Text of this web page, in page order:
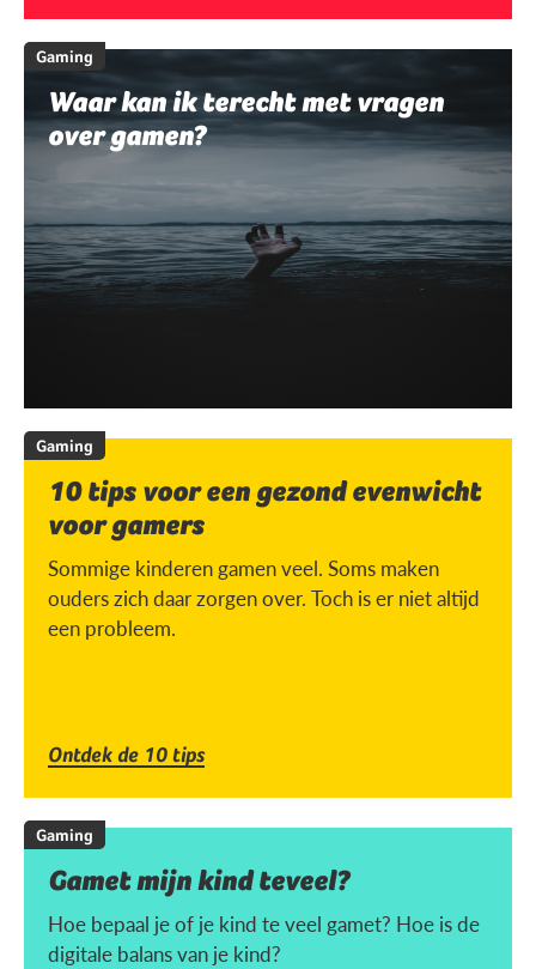
Gaming
Waar kan ik terecht met vragen
over gamen?
Gaming
10 tips voor een gezond evenwicht
voor gamers
Sommige kinderen gamen veel. Soms maken
ouders zich daar zorgen over. Toch is er niet altijd
een probleem.
Ontdek de 10 tips
Gaming
Gamet mijn kind teveel?
Hoe bepaal je of je kind te veel gamet? Hoe is de
digitale balans van je kind?